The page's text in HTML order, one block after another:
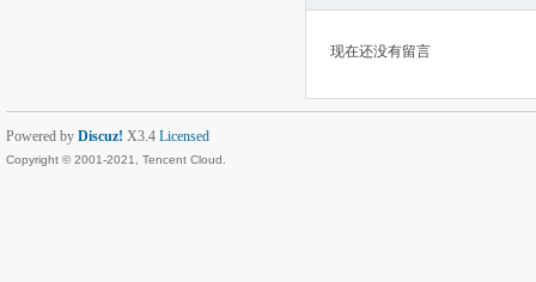
现在还没有留言
Powered by Discuz! X3.4 Licensed
Copyright © 2001-2021, Tencent Cloud.